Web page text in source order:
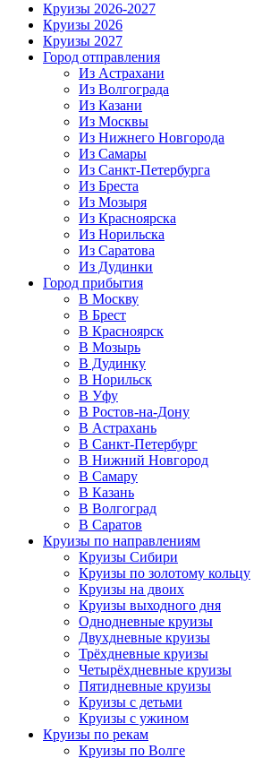
Круизы 2026-2027
Круизы 2026
Круизы 2027
Город отправления
Из Астрахани
Из Волгограда
Из Казани
Из Москвы
Из Нижнего Новгорода
Из Самары
Из Санкт-Петербурга
Из Бреста
Из Мозыря
Из Красноярска
Из Норильска
Из Саратова
Из Дудинки
Город прибытия
В Москву
В Брест
В Красноярск
В Мозырь
В Дудинку
В Норильск
В Уфу
В Ростов-на-Дону
В Астрахань
В Санкт-Петербург
В Нижний Новгород
В Самару
В Казань
В Волгоград
В Саратов
Круизы по направлениям
Круизы Сибири
Круизы по золотому кольцу
Круизы на двоих
Круизы выходного дня
Однодневные круизы
Двухдневные круизы
Трёхдневные круизы
Четырёхдневные круизы
Пятидневные круизы
Круизы с детьми
Круизы с ужином
Круизы по рекам
Круизы по Волге